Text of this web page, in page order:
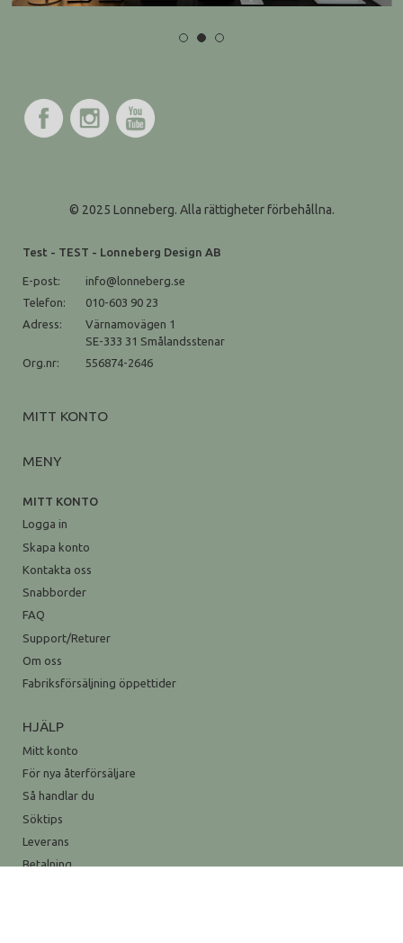
© 2025 Lonneberg. Alla rättigheter förbehållna.
Test - TEST - Lonneberg Design AB
E-post:
info@lonneberg.se
Telefon:
010-603 90 23
Adress:
Värnamovägen 1
SE-333 31 Smålandsstenar
Org.nr:
556874-2646
MITT KONTO
MENY
MITT KONTO
Logga in
Skapa konto
Kontakta oss
Snabborder
FAQ
Support/Returer
Om oss
Fabriksförsäljning öppettider
HJÄLP
Mitt konto
För nya återförsäljare
Så handlar du
Söktips
Leverans
Betalning